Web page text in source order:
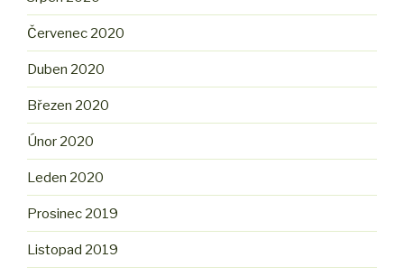
Červenec 2020
Duben 2020
Březen 2020
Únor 2020
Leden 2020
Prosinec 2019
Listopad 2019